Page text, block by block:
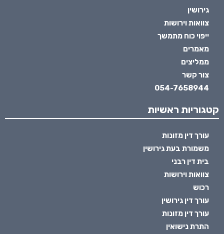
גירושין
צוואות וירושות
ייפוי כוח מתמשך
מאמרים
ממליצים
צור קשר
054-7658944
קטגוריות ראשיות
עורך דין מזונות
משמורת בעת גירושין
בית דין רבני
צוואות וירושות
רכוש
עורך דין גירושין
עורך דין מזונות
התרת נישואין